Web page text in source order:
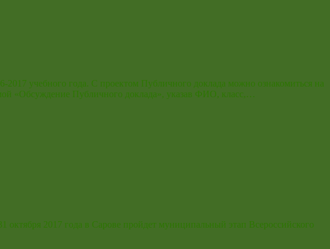
учебного года. С проектом Публичного доклада можно ознакомиться на
«Обсуждение Публичного доклада», указав ФИО, класс,…
октября 2017 года в Сарове пройдет муниципальный этап Всероссийского